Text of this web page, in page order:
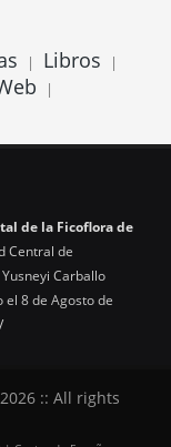
| Libros |
|
de la Ficoflora de
Central de
Carballo
8 de Agosto de
:: All rights